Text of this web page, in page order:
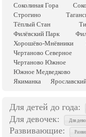
Соколиная Гора
Строгино
Тёплый Стан
Филёвский Парк
Хорошёво-Мнёвники
Чертаново Северное
Чертаново Южное
Южное Медведково
Якиманка
Для детей до года:
Для девочек: Для
Развивающие: